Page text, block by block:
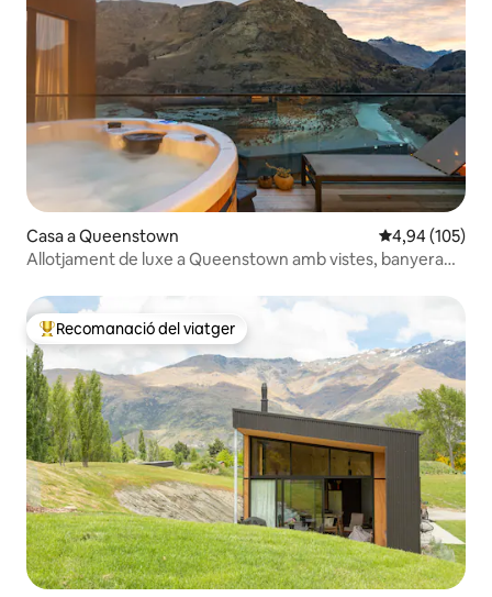
Casa a Queenstown 4,94 de
4,94 (105)
Allotjament de luxe a Queenstown amb vistes, banyera
Principals recomanacions dels viatgers
Recomanació del viatger